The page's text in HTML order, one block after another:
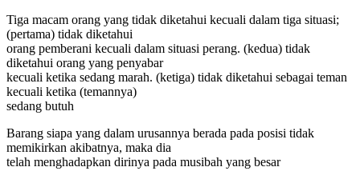
Tiga macam orang yang tidak diketahui kecuali dalam tiga situasi;
(pertama) tidak diketahui
orang pemberani kecuali dalam situasi perang. (kedua) tidak
diketahui orang yang penyabar
kecuali ketika sedang marah. (ketiga) tidak diketahui sebagai teman
kecuali ketika (temannya)
sedang butuh
Barang siapa yang dalam urusannya berada pada posisi tidak
memikirkan akibatnya, maka dia
telah menghadapkan dirinya pada musibah yang besar